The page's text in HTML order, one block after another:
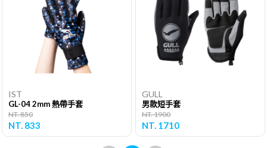
IST
GL-04 2mm 熱帶手套
NT. 850
NT. 833
GULL
男款短手套
NT. 1900
NT. 1710